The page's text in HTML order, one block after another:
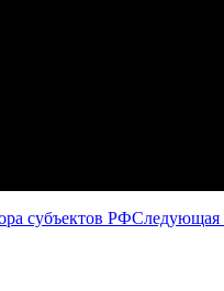
субъектов РФСледующая